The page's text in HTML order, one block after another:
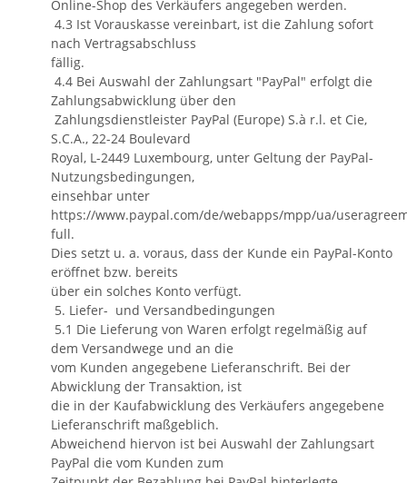
Online-Shop des Verkäufers angegeben werden.
4.3 Ist Vorauskasse vereinbart, ist die Zahlung sofort
nach Vertragsabschluss
fällig.
4.4 Bei Auswahl der Zahlungsart "PayPal" erfolgt die
Zahlungsabwicklung über den
Zahlungsdienstleister PayPal (Europe) S.à r.l. et Cie,
S.C.A., 22-24 Boulevard
Royal, L-2449 Luxembourg, unter Geltung der PayPal-
Nutzungsbedingungen,
einsehbar unter
https://www.paypal.com/de/webapps/mpp/ua/
full.
Dies setzt u. a. voraus, dass der Kunde ein PayPal-Konto
eröffnet bzw. bereits
über ein solches Konto verfügt.
5. Liefer- und Versandbedingungen
5.1 Die Lieferung von Waren erfolgt regelmäßig auf
dem Versandwege und an die
vom Kunden angegebene Lieferanschrift. Bei der
Abwicklung der Transaktion, ist
die in der Kaufabwicklung des Verkäufers angegebene
Lieferanschrift maßgeblich.
Abweichend hiervon ist bei Auswahl der Zahlungsart
PayPal die vom Kunden zum